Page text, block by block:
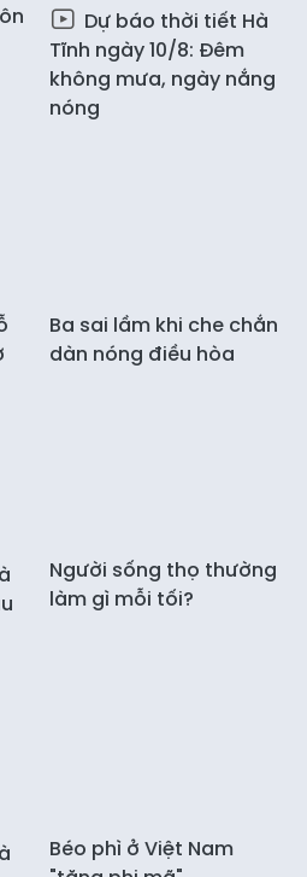
Dự báo thời tiết Hà
Tĩnh ngày 10/8: Đêm
không mưa, ngày nắng
nóng
Ba sai lầm khi che chắn
dàn nóng điều hòa
Người sống thọ thường
làm gì mỗi tối?
Béo phì ở Việt Nam
CỦA